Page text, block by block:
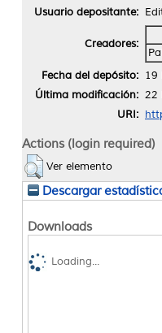
Usuario depositante:
Creadores:
Fecha del depósito: 19
Última modificación: 22
URI:
Actions (login required)
Ver elemento
Descargar
Downloads
Loading...